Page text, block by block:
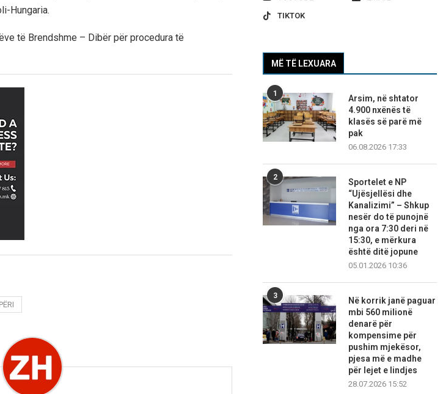
Hungaria.
të Brendshme – Dibër për procedura të
TIKTOK
MË TË LEXUARA
1
Arsim, në shtator
4.900 nxënës të
klasës së parë më
pak
06.08.2026 17:33
2
Sportelet e NP
“Ujësjellësi dhe
Kanalizimi” – Shkup
nesër do të punojnë
nga ora 7:30 deri në
15:30, e mërkura
është ditë jopune
05.01.2026 10:36
3
Në korrik janë paguar
mbi 560 milionë
denarë për
kompensime për
pushim mjekësor,
pjesa më e madhe
për lejet e lindjes
28.07.2026 15:52